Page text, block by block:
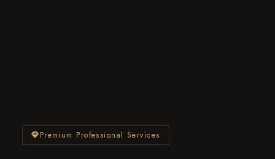
Premium Professional Services